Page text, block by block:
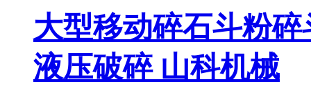
大型移动碎石斗粉
液压破碎 山科机械